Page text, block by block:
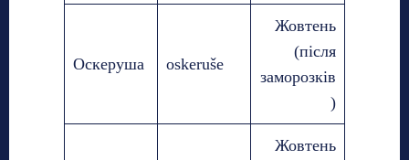
Оскеруша oskeruše
Жовтень
(після
заморозків
)
Жовтень